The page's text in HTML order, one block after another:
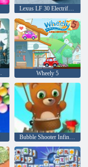
Lexus LF 30 Electrificat
Wheely 5